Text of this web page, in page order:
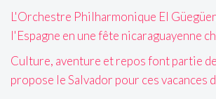
L'Orchestre Philharmonique El
l'Espagne en une fête nicaraguayenne
Culture, aventure et repos font partie
propose le Salvador pour ces vacances